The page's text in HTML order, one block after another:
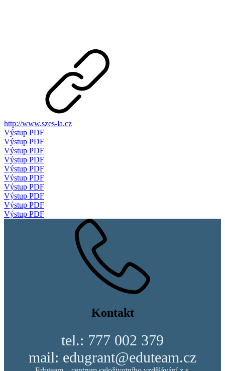
http://www.szes-la.cz
Výstup PDF
Výstup PDF
Výstup PDF
Výstup PDF
Výstup PDF
Výstup PDF
Výstup PDF
Výstup PDF
Výstup PDF
Výstup PDF
Kontakt
tel.: 777 002 379
mail: edugrant@eduteam.cz